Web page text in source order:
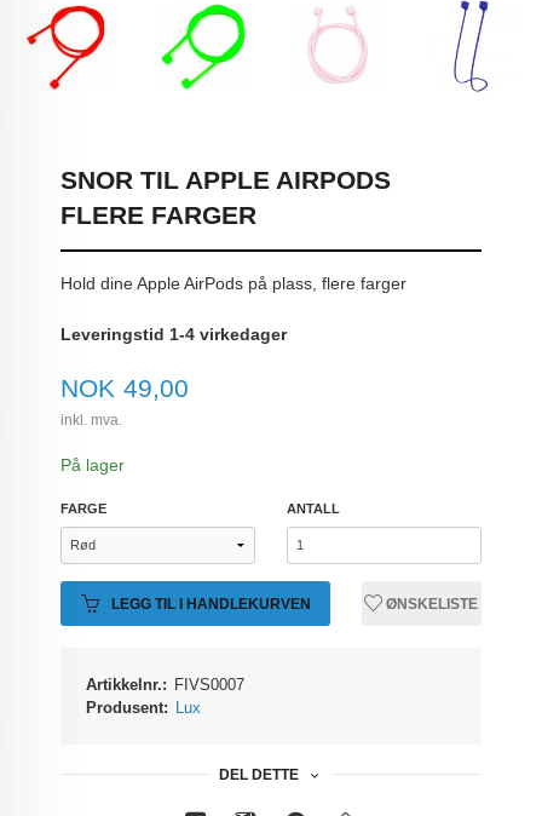
SNOR TIL APPLE AIRPODS
FLERE FARGER
Hold dine Apple AirPods på plass, flere farger
Leveringstid 1-4 virkedager
Pris
NOK 49,00
inkl. mva.
På lager
FARGE ANTALL
LEGG TIL I HANDLEKURVEN ØNSKELISTE
Artikkelnr.: FIVS0007
Produsent: Lux
DEL DETTE